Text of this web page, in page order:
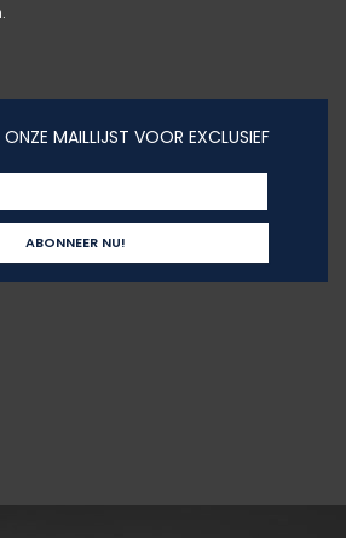
MAILLIJST VOOR EXCLUSIEF